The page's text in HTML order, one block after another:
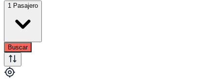
1 Pasajero
Buscar